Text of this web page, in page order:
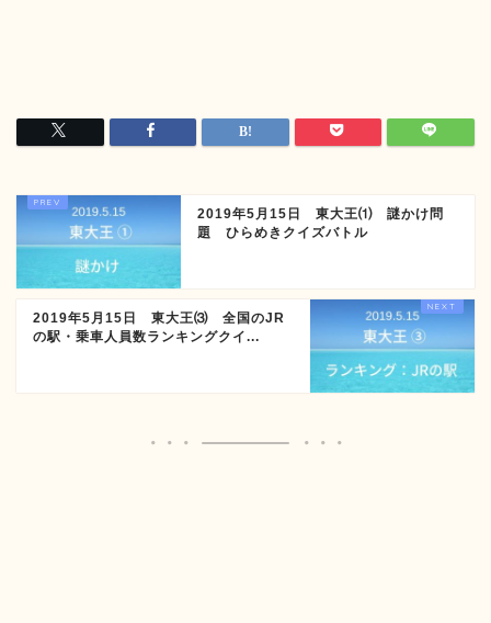
2019年5月15日 東大王⑴ 謎かけ問
題 ひらめきクイズバトル
2019年5月15日 東大王⑶ 全国のJR
の駅・乗車人員数ランキングクイ...